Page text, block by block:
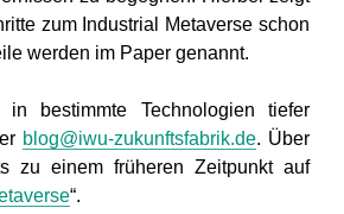
zum Industrial Metaverse schon
werden im Paper genannt.
bestimmte Technologien tiefer
blog@iwu-zukunftsfabrik.de. Über
zu einem früheren Zeitpunkt auf
“.